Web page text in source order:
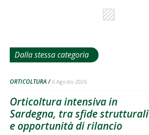
Dalla stessa categoria
ORTICOLTURA 6 Agosto 2026
Orticoltura intensiva in
Sardegna, tra sfide strutturali
e opportunità di rilancio